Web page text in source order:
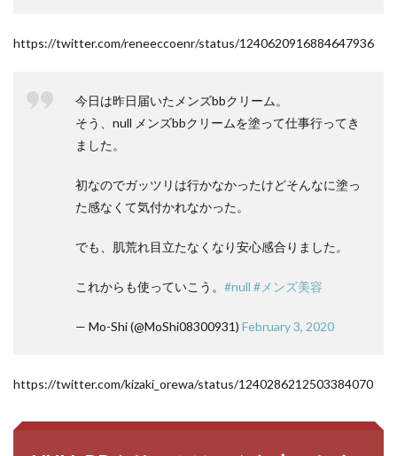
https://twitter.com/reneeccoenr/status/1240620916884647936
今日は昨日届いたメンズbbクリーム。
そう、null メンズbbクリームを塗って仕事行ってき
ました。
初なのでガッツリは行かなかったけどそんなに塗っ
た感なくて気付かれなかった。
でも、肌荒れ目立たなくなり安心感合りました。
これからも使っていこう。 #null #メンズ美容
— Mo-Shi (@MoShi08300931) February 3, 2020
https://twitter.com/kizaki_orewa/status/1240286212503384070